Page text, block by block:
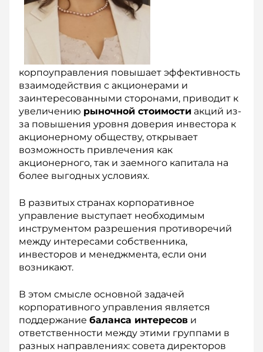
корпоуправления повышает эффективность
взаимодействия с акционерами и
заинтересованными сторонами, приводит к
увеличению рыночной стоимости акций из-
за повышения уровня доверия инвестора к
акционерному обществу, открывает
возможность привлечения как
акционерного, так и заемного капитала на
более выгодных условиях.
В развитых странах корпоративное
управление выступает необходимым
инструментом разрешения противоречий
между интересами собственника,
инвесторов и менеджмента, если они
возникают.
В этом смысле основной задачей
корпоративного управления является
поддержание баланса интересов и
ответственности между этими группами в
разных направлениях: совета директоров